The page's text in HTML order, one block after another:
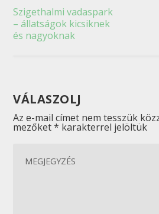
Szigethalmi vadaspark
– állatságok kicsiknek
és nagyoknak
VÁLASZOLJ
Az e-mail címet nem tesszük
mezőket* karakterrel jelöltük